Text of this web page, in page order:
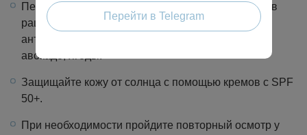
Пейте достаточное количество воды и включите в
рацион больше продуктов с коллагеном и
антиоксидантами: куриный бульон, яйца, лосось,
авокадо, ягоды.
Защищайте кожу от солнца с помощью кремов с SPF
50+.
При необходимости пройдите повторный осмотр у
Перейти в Telegram